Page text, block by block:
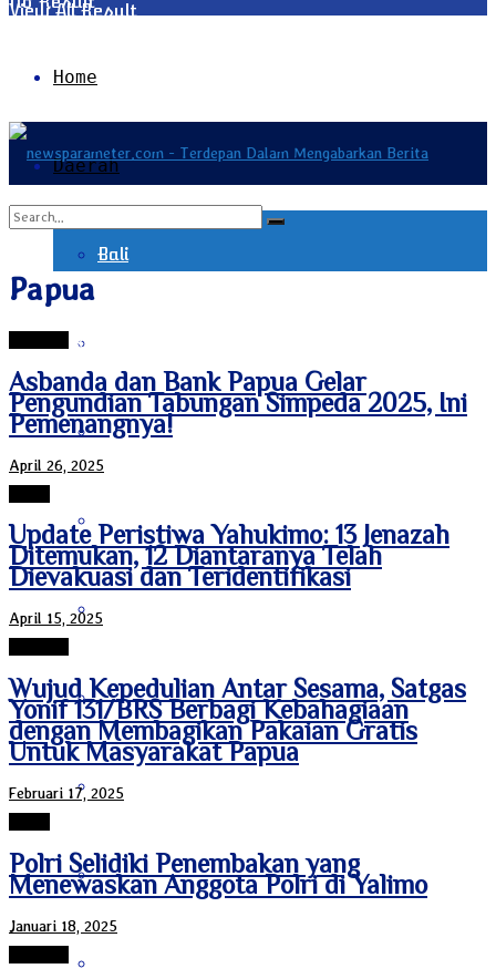
View All Result
Home
Daerah
Bali
Banten
Bengkulu
Daerah Istimewa Yogyakarta
DKI Jakarta
Gorontalo
Jambi
No Result
View All Result
Papua
Asbanda dan Bank Papua Gelar
Pengundian Tabungan Simpeda 2025, Ini
Pemenangnya!
April 26, 2025
Update Peristiwa Yahukimo: 13 Jenazah
Ditemukan, 12 Diantaranya Telah
Dievakuasi dan Teridentifikasi
April 15, 2025
Wujud Kepedulian Antar Sesama, Satgas
Yonif 131/BRS Berbagi Kebahagiaan
dengan Membagikan Pakaian Gratis
Untuk Masyarakat Papua
Februari 17, 2025
Polri Selidiki Penembakan yang
Menewaskan Anggota Polri di Yalimo
Januari 18, 2025